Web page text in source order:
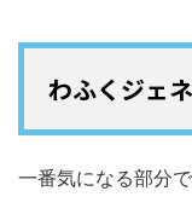
わふくジェ
一番気になる部分